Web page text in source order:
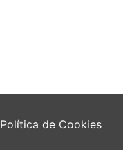
Política de Cookies